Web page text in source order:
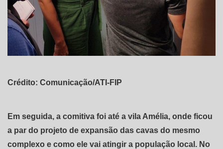
Crédito: Comunicação/ATI-FIP
Em seguida, a comitiva foi até a vila Amélia, onde ficou
a par do projeto de expansão das cavas do mesmo
complexo e como ele vai atingir a população local. No